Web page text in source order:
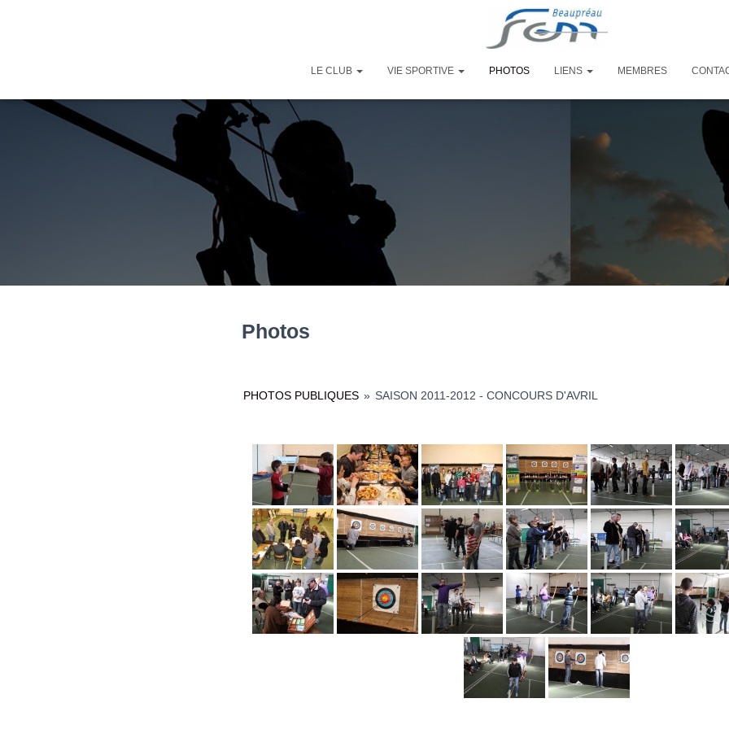
LE CLUB VIE SPORTIVE PHOTOS LIENS MEMBRES
Photos
PHOTOS PUBLIQUES » SAISON 2011-2012 - CONCOURS D'AVRIL